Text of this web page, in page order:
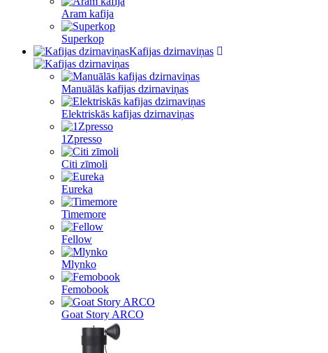
Aram kafija
Superkop
Kafijas dzirnaviņas
Manuālās kafijas dzirnaviņas
Elektriskās kafijas dzirnaviņas
1Zpresso
Citi zīmoli
Eureka
Timemore
Fellow
Mlynko
Femobook
Goat Story ARCO